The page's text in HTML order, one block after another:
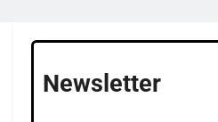
Newsletter